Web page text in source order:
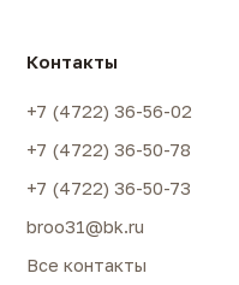
Контакты
+7 (4722) 36-56-02
+7 (4722) 36-50-78
+7 (4722) 36-50-73
broo31@bk.ru
Все контакты